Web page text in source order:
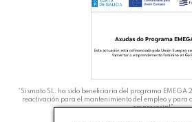
“Sismato SL. ha sido beneficiaria del programa
reactivación para el mantenimiento del empleo y para
empresarial”.